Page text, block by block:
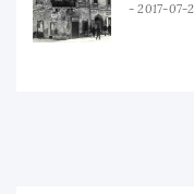
2017-07-